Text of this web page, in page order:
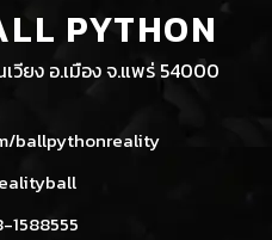
PYTHON
วียง อ.เมือง จ.แพร่ 54000
ballpythonreality
1588555